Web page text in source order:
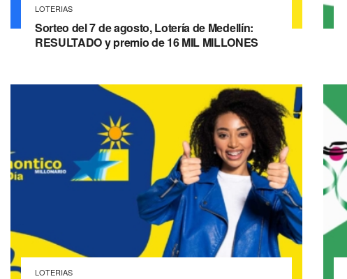
LOTERIAS
Sorteo del 7 de agosto, Lotería de Medellín:
RESULTADO y premio de 16 MIL MILLONES
LOTERIAS